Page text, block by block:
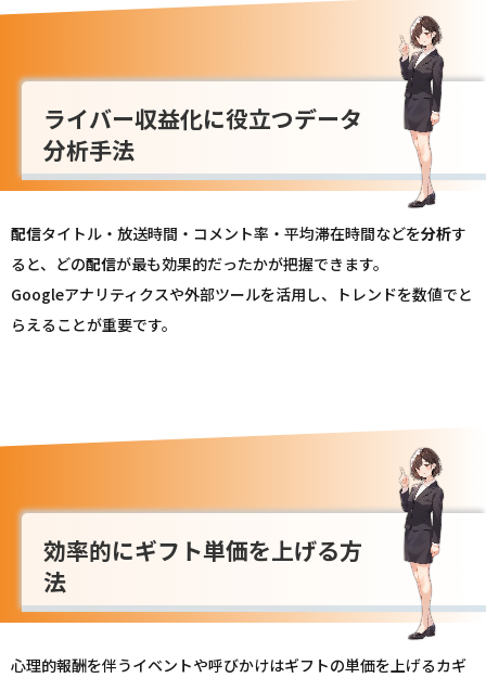
ライバー収益化に役立つデータ
分析手法
配信タイトル・放送時間・コメント率・平均滞在時間などを分析す
ると、どの配信が最も効果的だったかが把握できます。
Googleアナリティクスや外部ツールを活用し、トレンドを数値でと
らえることが重要です。
効率的にギフト単価を上げる方
法
心理的報酬を伴うイベントや呼びかけはギフトの単価を上げるカギ